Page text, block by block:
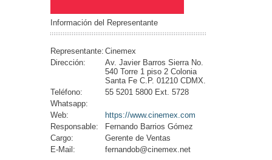
Información del Representante
Representante: Cinemex
Dirección:
Av. Javier Barros Sierra No.
540 Torre 1 piso 2 Colonia
Santa Fe C.P. 01210 CDMX.
Teléfono:
55 5201 5800 Ext. 5728
Whatsapp:
Web:
https://www.cinemex.com
Responsable:
Fernando Barrios Gómez
Cargo:
Gerente de Ventas
E-Mail:
fernandob@cinemex.net